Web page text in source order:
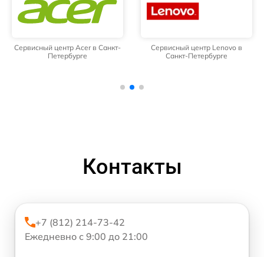
Сервисный центр Acer в Санкт-
Петербурге
Сервисный центр Lenovo в
Санкт-Петербурге
Контакты
+7 (812) 214-73-42
Ежедневно с 9:00 до 21:00